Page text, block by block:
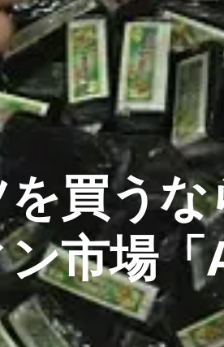
買う
市場「